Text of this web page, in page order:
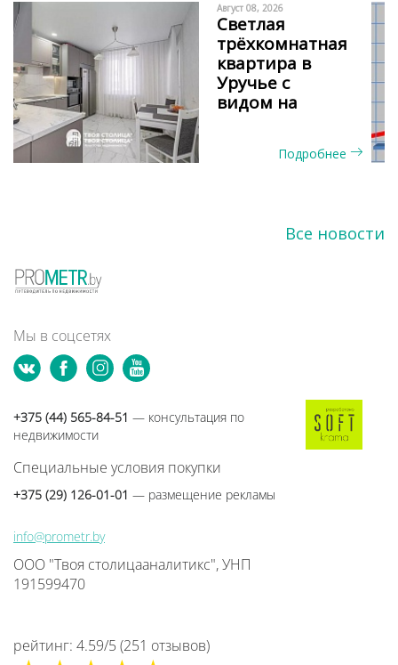
Август 08, 2026
Светлая
трёхкомнатная
квартира в
Уручье с
видом на
две стороны
Подробнее
Все новости
Мы в соцсетях
+375 (44) 565-84-51 — консультация по
недвижимости
Специальные условия покупки
+375 (29) 126-01-01 — размещение рекламы
info@prometr.by
ООО "Твоя столицааналитикс", УНП
191599470
рейтинг: 4.59/5 (251 отзывов)